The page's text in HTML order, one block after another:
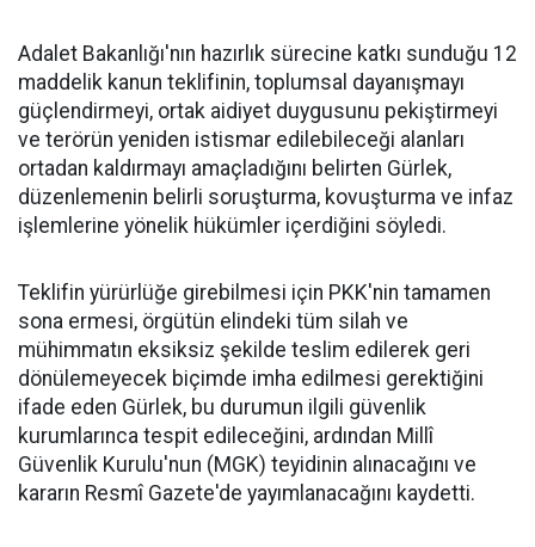
Adalet Bakanlığı'nın hazırlık sürecine katkı sunduğu 12
maddelik kanun teklifinin, toplumsal dayanışmayı
güçlendirmeyi, ortak aidiyet duygusunu pekiştirmeyi
ve terörün yeniden istismar edilebileceği alanları
ortadan kaldırmayı amaçladığını belirten Gürlek,
düzenlemenin belirli soruşturma, kovuşturma ve infaz
işlemlerine yönelik hükümler içerdiğini söyledi.
Teklifin yürürlüğe girebilmesi için PKK'nin tamamen
sona ermesi, örgütün elindeki tüm silah ve
mühimmatın eksiksiz şekilde teslim edilerek geri
dönülemeyecek biçimde imha edilmesi gerektiğini
ifade eden Gürlek, bu durumun ilgili güvenlik
kurumlarınca tespit edileceğini, ardından Millî
Güvenlik Kurulu'nun (MGK) teyidinin alınacağını ve
kararın Resmî Gazete'de yayımlanacağını kaydetti.